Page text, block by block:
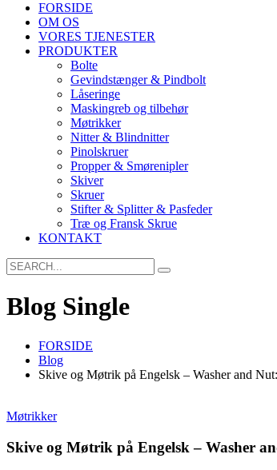
FORSIDE
OM OS
VORES TJENESTER
PRODUKTER
Bolte
Gevindstænger & Pindbolt
Låseringe
Maskingreb og tilbehør
Møtrikker
Nitter & Blindnitter
Pinolskruer
Propper & Smørenipler
Skiver
Skruer
Stifter & Splitter & Pasfeder
Træ og Fransk Skrue
KONTAKT
Search
for:
Blog Single
FORSIDE
Blog
Skive og Møtrik på Engelsk – Washer and
Møtrikker
Skive og Møtrik på Engelsk – Washer